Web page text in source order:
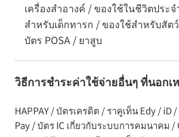
เครื่องสำอางค์ / ของใช้ในชีวิตประ
สำหรับเด็กทารก / ของใช้สำหรับสัต
บัตร POSA / ยาสูบ
วิธีการชำระค่าใช้จ่ายอื่นๆ ที่นอกเ
HAPPAY / บัตรเครดิต / ราคูเท็น Edy / iD
Pay / บัตร IC เกี่ยวกับระบบการคมนาคม /